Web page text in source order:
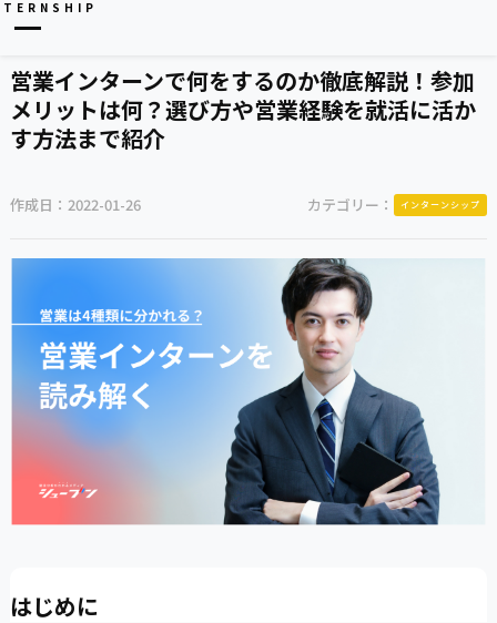
営業インターンで何をするのか徹底解説！参加
メリットは何？選び方や営業経験を就活に活か
す方法まで紹介
作成日： 2022-01-26 カテゴリー： インターンシップ
はじめに